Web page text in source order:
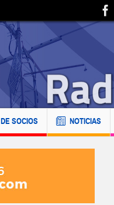
SOCIOS NOTICIAS